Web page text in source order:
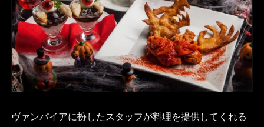
ヴァンパイアに扮したスタッフが料理を提供してくれる